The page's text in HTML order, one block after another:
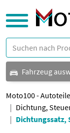
Fahrzeug
Moto100 -
Dichtung,
Dichtungssatz,